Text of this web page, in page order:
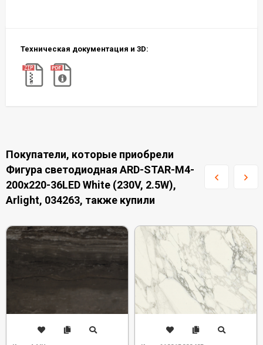
Техническая документация и 3D:
Покупатели, которые приобрели
Фигура светодиодная ARD-STAR-M4-
200x220-36LED White (230V, 2.5W),
Arlight, 034263, также купили